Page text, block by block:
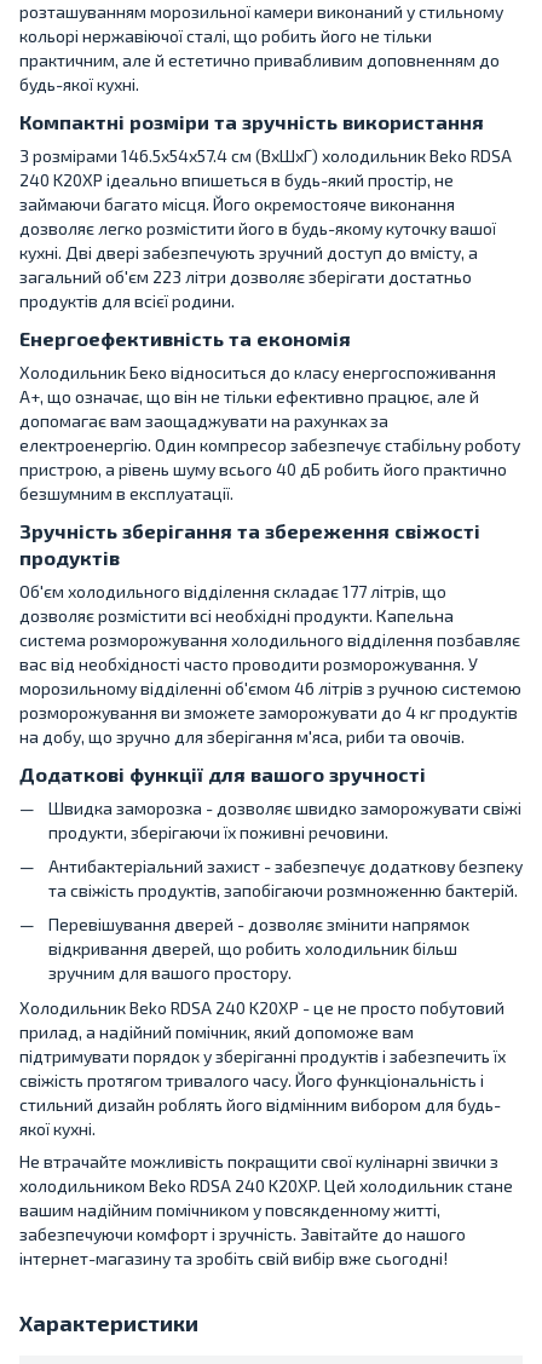
розташуванням морозильної камери виконаний у стильному
кольорі нержавіючої сталі, що робить його не тільки
практичним, але й естетично привабливим доповненням до
будь-якої кухні.
Компактні розміри та зручність використання
З розмірами 146.5x54x57.4 см (ВxШxГ) холодильник Beko RDSA
240 K20XP ідеально впишеться в будь-який простір, не
займаючи багато місця. Його окремостояче виконання
дозволяє легко розмістити його в будь-якому куточку вашої
кухні. Дві двері забезпечують зручний доступ до вмісту, а
загальний об'єм 223 літри дозволяє зберігати достатньо
продуктів для всієї родини.
Енергоефективність та економія
Холодильник Беко відноситься до класу енергоспоживання
A+, що означає, що він не тільки ефективно працює, але й
допомагає вам заощаджувати на рахунках за
електроенергію. Один компресор забезпечує стабільну роботу
пристрою, а рівень шуму всього 40 дБ робить його практично
безшумним в експлуатації.
Зручність зберігання та збереження свіжості
продуктів
Об'єм холодильного відділення складає 177 літрів, що
дозволяє розмістити всі необхідні продукти. Капельна
система розморожування холодильного відділення позбавляє
вас від необхідності часто проводити розморожування. У
морозильному відділенні об'ємом 46 літрів з ручною системою
розморожування ви зможете заморожувати до 4 кг продуктів
на добу, що зручно для зберігання м'яса, риби та овочів.
Додаткові функції для вашого зручності
Швидка заморозка - дозволяє швидко заморожувати свіжі
продукти, зберігаючи їх поживні речовини.
Антибактеріальний захист - забезпечує додаткову безпеку
та свіжість продуктів, запобігаючи розмноженню бактерій.
Перевішування дверей - дозволяє змінити напрямок
відкривання дверей, що робить холодильник більш
зручним для вашого простору.
Холодильник Beko RDSA 240 K20XP - це не просто побутовий
прилад, а надійний помічник, який допоможе вам
підтримувати порядок у зберіганні продуктів і забезпечить їх
свіжість протягом тривалого часу. Його функціональність і
стильний дизайн роблять його відмінним вибором для будь-
якої кухні.
Не втрачайте можливість покращити свої кулінарні звички з
холодильником Beko RDSA 240 K20XP. Цей холодильник стане
вашим надійним помічником у повсякденному житті,
забезпечуючи комфорт і зручність. Завітайте до нашого
інтернет-магазину та зробіть свій вибір вже сьогодні!
Характеристики